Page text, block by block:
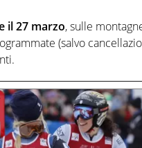
il 27 marzo, sulle
(salvo